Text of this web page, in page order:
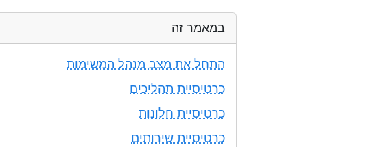
במאמר זה
התחל את מצב מנהל המשימות
כרטיסיית תהליכים
כרטיסיית חלונות
כרטיסיית שירותים